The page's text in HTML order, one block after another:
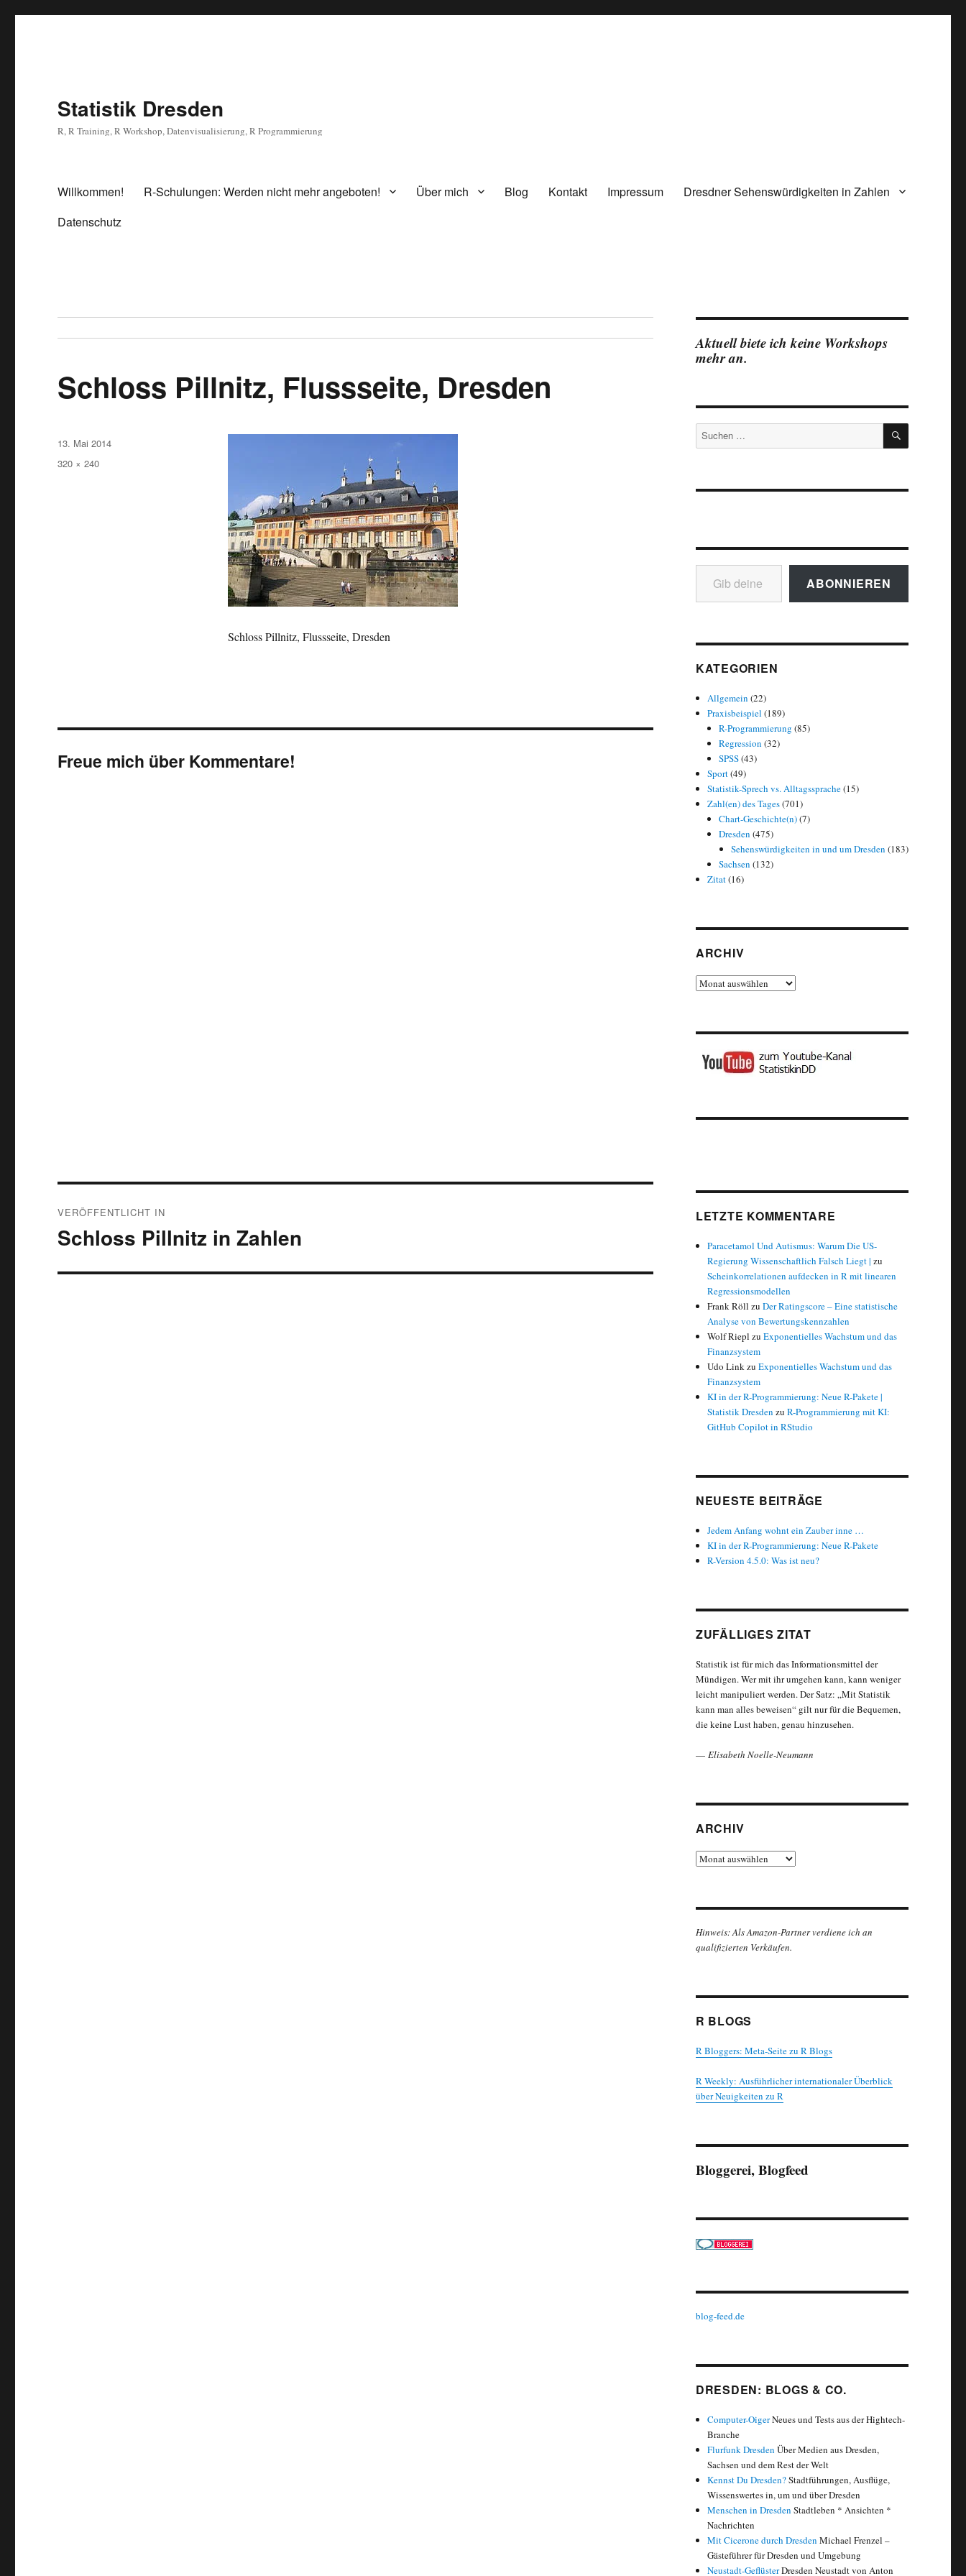
Statistik Dresden
R, R Training, R Workshop, Datenvisualisierung, R Programmierung
Willkommen! R-Schulungen: Werden nicht mehr angeboten! Über mich Blog Kontakt Impressum
Dresdner Sehenswürdigkeiten in Zahlen
Datenschutz
Schloss Pillnitz, Flussseite, Dresden
Schloss Pillnitz, Flussseite, Dresden
Veröffentlicht
am
13. Mai 2014
Originalgröße
320 × 240
Freue mich über Kommentare!
VERÖFFENTLICHT IN
Schloss Pillnitz in Zahlen
Aktuell biete ich keine Workshops
mehr an.
Suchen
nach:
SUCHEN
Gib deine E-Mail-Adresse ein ...
ABONNIEREN
KATEGORIEN
Allgemein (22)
Praxisbeispiel (189)
R-Programmierung (85)
Regression (32)
SPSS(43)
Sport(49)
Statistik-Sprech vs. Alltagssprache(15)
Zahl(en) des Tages(701)
Chart-Geschichte(n)(7)
Dresden (475)
Sehenswürdigkeiten in und um Dresden (183)
Sachsen (132)
Zitat(16)
ARCHIV
Archiv
LETZTE KOMMENTARE
Paracetamol Und Autismus: Warum Die US-
Regierung Wissenschaftlich Falsch Liegt | zu
Scheinkorrelationen aufdecken in R mit linearen
Regressionsmodellen
Frank Röll zuDer Ratingscore – Eine statistische
Analyse von Bewertungskennzahlen
Wolf Riepl zuExponentielles Wachstum und das
Finanzsystem
Udo LinkzuExponentielles Wachstum und das
Finanzsystem
KI in der R-Programmierung: Neue R-Pakete |
Statistik Dresden zuR-Programmierung mit KI:
GitHub Copilot in RStudio
NEUESTE BEITRÄGE
Jedem Anfang wohnt ein Zauber inne …
KI in der R-Programmierung: Neue R-Pakete
R-Version 4.5.0: Was ist neu?
ZUFÄLLIGES ZITAT
Statistik ist für mich das Informationsmittel der
Mündigen. Wer mit ihr umgehen kann, kann weniger
leicht manipuliert werden. Der Satz: „Mit Statistik
kann man alles beweisen“ gilt nur für die Bequemen,
die keine Lust haben, genau hinzusehen.
— Elisabeth Noelle-Neumann
ARCHIV
Archiv
Hinweis: Als Amazon-Partner verdiene ich an
qualifizierten Verkäufen.
R BLOGS
R Bloggers: Meta-Seite zu R Blogs
R Weekly: Ausführlicher internationaler Überblick
über Neuigkeiten zu R
Bloggerei, Blogfeed
blog-feed.de
DRESDEN: BLOGS & CO.
Computer-OigerNeues und Tests aus der Hightech-
Branche
Flurfunk Dresden Über Medien aus Dresden,
Sachsen und dem Rest der Welt
Kennst Du Dresden?Stadtführungen, Ausflüge,
Wissenswertes in, um und über Dresden
Menschen in Dresden Stadtleben * Ansichten *
Nachrichten
Mit Cicerone durch Dresden Michael Frenzel –
Gästeführer für Dresden und Umgebung
Neustadt-GeflüsterDresden Neustadt von Anton